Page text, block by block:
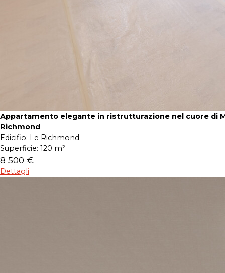
Appartamento elegante in ristrutturazione nel cuore di
Richmond
Edicifio: Le Richmond
Superficie: 120 m²
8 500 €
Dettagli